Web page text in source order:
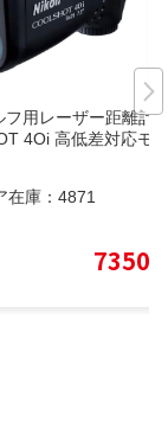
フ用レーザー距離計
4Oi 高低差対応モ
在庫： 4871
7350